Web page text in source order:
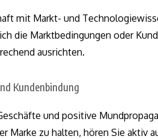
mit Markt- und
die Marktbedingungen oder
ausrichten.
Kundenbindung
und positive
Marke zu halten, hören Sie aktiv